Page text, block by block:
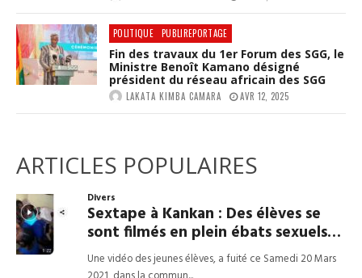
POLITIQUE PUBLIREPORTAGE
Fin des travaux du 1er Forum des SGG, le
Ministre Benoît Kamano désigné
président du réseau africain des SGG
LAKATA KIMBA CAMARA AVR 12, 2025
ARTICLES POPULAIRES